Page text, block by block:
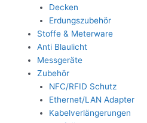
Decken
Erdungszubehör
Stoffe & Meterware
Anti Blaulicht
Messgeräte
Zubehör
NFC/RFID Schutz
Ethernet/LAN Adapter
Kabelverlängerungen